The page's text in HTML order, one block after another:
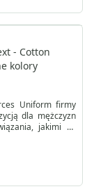
- Cotton
kolory
Uniform firmy
dla mężczyzn
jakimi są
splocie RipStop
ze wzmocnioną
by jeszcze lepiej